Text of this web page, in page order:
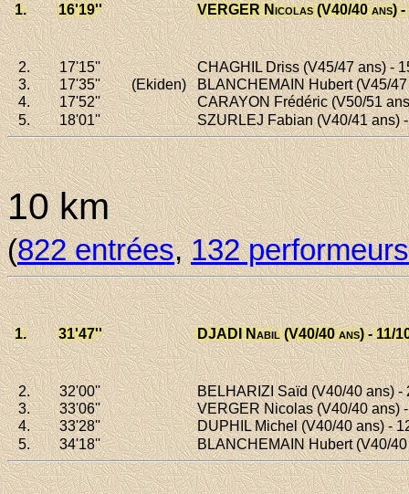
1. 16'19'' VERGER Nicolas(V40/40 ans) -
2. 17'15'' CHAGHIL Driss(V45/47 ans) -
3.
17'35'' (Ekiden) BLANCHEMAIN Hubert(V45/47
4.
17'52'' CARAYON Frédéric(V50/51
5.
18'01'' SZURLEJ Fabian(V40/41 ans)
10 km
(822 entrées,132 performeurs
1. 31'47'' DJADI Nabil(V40/40 ans) - 11/
2. 32'00'' BELHARIZI Saïd(V40/40 ans) -
3.
33'06'' VERGER Nicolas(V40/40 ans)
4.
33'28'' DUPHIL Michel(V40/40 ans) -
5.
34'18'' BLANCHEMAIN Hubert(V40/40